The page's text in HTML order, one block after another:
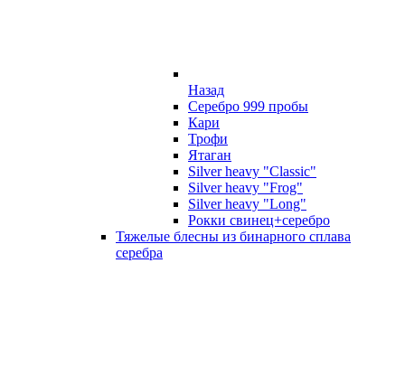
Назад
Серебро 999 пробы
Кари
Трофи
Ятаган
Silver heavy "Classic"
Silver heavy "Frog"
Silver heavy "Long"
Рокки свинец+серебро
Тяжелые блесны из бинарного сплава
серебра